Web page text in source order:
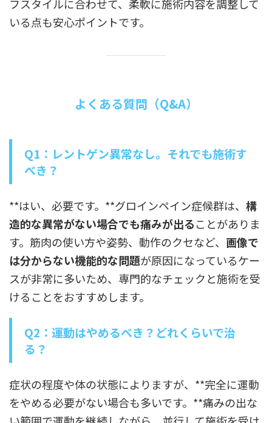
フスタイルに合わせて、柔軟に施術内容を調整して
いる点も安心ポイントです。
よくある質問（Q&A）
Q1：レントゲン異常なし。それでも施術す
べき？
**はい、必要です。**グロインペイン症候群は、 構
造的な異常がない場合でも痛みが出ることがありま
す。筋肉の使い方や姿勢、動作のクセなど、 画像で
は分からない機能的な問題が原因になっているケー
スが非常に多いため、専門的なチェックと施術を受
けることをおすすめします。
Q2：運動はやめるべき？どれくらいで治
る？
症状の程度や体の状態によりますが、**完全に運動
をやめる必要がない場合も多いです。**痛みの出な